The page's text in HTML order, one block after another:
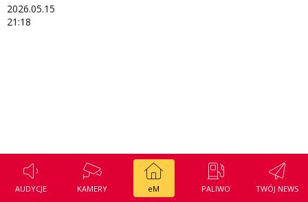
AUDYCJE KAMERY eM PALIWO TWÓJ NEWS
2026.05.15
21:18